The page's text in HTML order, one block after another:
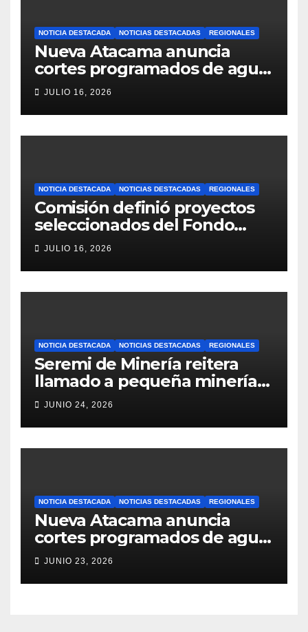
NOTICIA DESTACADA NOTICIAS DESTACADAS REGIONALES
Nueva Atacama anuncia
cortes programados de agua
potable en Copiapó y
Caldera: revisa fechas,
horarios y sectores
JULIO 16, 2026
NOTICIA DESTACADA NOTICIAS DESTACADAS REGIONALES
Comisión definió proyectos
seleccionados del Fondo
Concursable 2026 de Nueva
Atacama
JULIO 16, 2026
NOTICIA DESTACADA NOTICIAS DESTACADAS REGIONALES
Seremi de Minería reitera
llamado a pequeña minería
para postulaciones PAMMA
Equipa y Desarrolla 2026
JUNIO 24, 2026
NOTICIA DESTACADA NOTICIAS DESTACADAS REGIONALES
Nueva Atacama anuncia
cortes programados de agua
potable en Copiapó y
Caldera: revisa fechas,
horarios y sectores
JUNIO 23, 2026